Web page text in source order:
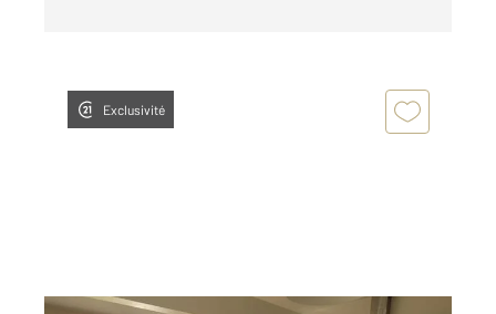
Exclusivité